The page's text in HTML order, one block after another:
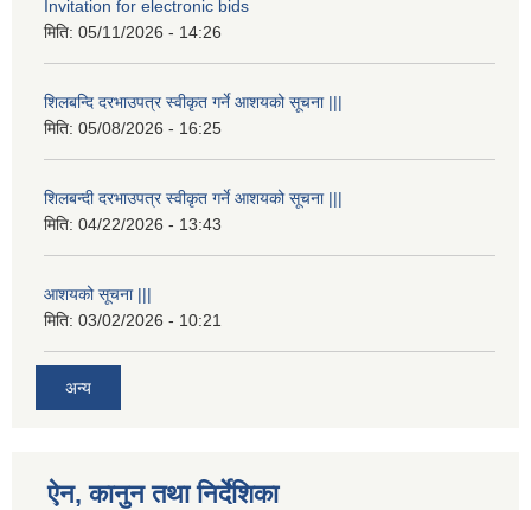
Invitation for electronic bids
मिति: 05/11/2026 - 14:26
शिलबन्दि दरभाउपत्र स्वीकृत गर्ने आशयको सूचना |||
मिति: 05/08/2026 - 16:25
शिलबन्दी दरभाउपत्र स्वीकृत गर्ने आशयको सूचना |||
मिति: 04/22/2026 - 13:43
आशयको सूचना |||
मिति: 03/02/2026 - 10:21
अन्य
ऐन, कानुन तथा निर्देशिका